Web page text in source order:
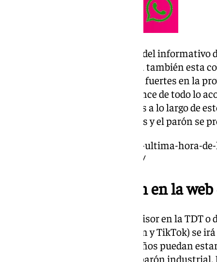
Posteriormente, llegará la hora del informativo
Fernández en el que se realizará también esta
mejores imágenes de las lluvias fuertes en la
el que se realizará el mejor balance de todo lo
del Sol y otros puntos relevantes a lo largo de
que ver si las medidas especiales y el parón se
https://www.101tv.es/directo-y-ultima-hora-
activa-alerta-roja-por-lluvias-2/
La mejor información en la web
Pero no sólo a través de su televisor en la TDT
sociales (Facebook, X, Instagram y TikTok) se
novedoso para que los malagueños puedan
jornada en la que se espera un parón